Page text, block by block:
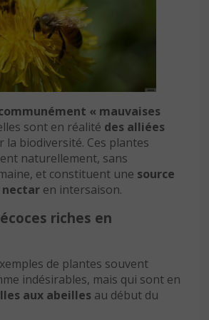
« mauvaises
sont en réalité des alliées
la biodiversité. Ces plantes
naturellement, sans
et constituent une source
nectar en intersaison.
riches en
de plantes souvent
indésirables, mais qui sont en
aux abeilles au début du